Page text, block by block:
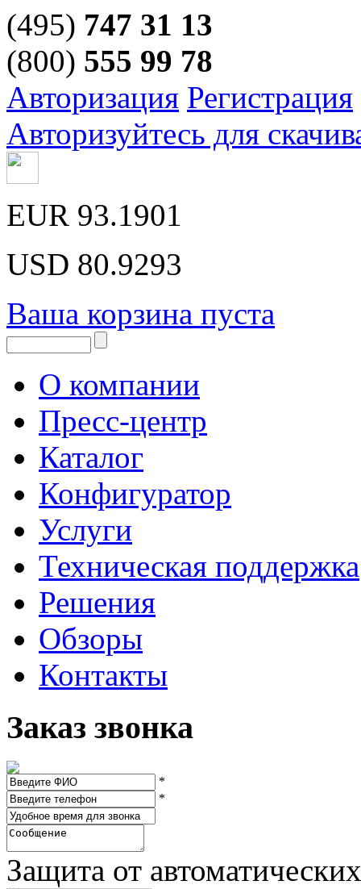
(495) 747 31 13
(800) 555 99 78
Авторизация Регистрация
Авторизуйтесь для
EUR 93.1901
USD 80.9293
Ваша корзина пуста
О компании
Пресс-центр
Каталог
Конфигуратор
Услуги
Техническая поддержка
Решения
Обзоры
Контакты
Заказ звонка
*
*
Защита от